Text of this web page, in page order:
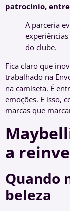
patrocínio,
A parceria
do clube.
Fica claro que
trabalhado na
na camiseta. É
emoções. E isso,
marcas que
a
Quando
beleza